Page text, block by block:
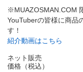
※MUAZOSMAN.COM
YouTuberの皆様に商品
す！
紹介動画はこちら
ネット販売
価格（税込）